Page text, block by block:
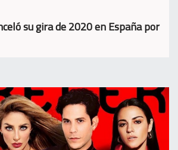
su gira de 2020 en España por